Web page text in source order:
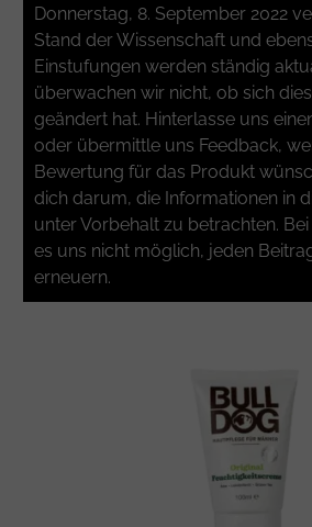
Donnerstag, 8. September 2022
Stand der Wissenschaft und
Einstufungen werden ständig
überwachen wir nicht, ob sich
geändert hat. Hinterlasse uns
oder übermittle uns Feedback,
Bewertung für das Produkt
dich darum, die Informationen in
unter Vorbehalt zu betrachten.
es uns nicht möglich, jeden
erneuern.